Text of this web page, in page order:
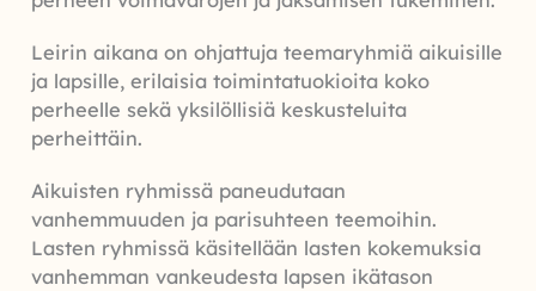
Leirin aikana on ohjattuja teemaryhmiä aikuisille
ja lapsille, erilaisia toimintatuokioita koko
perheelle sekä yksilöllisiä keskusteluita
perheittäin.
Aikuisten ryhmissä paneudutaan
vanhemmuuden ja parisuhteen teemoihin.
Lasten ryhmissä käsitellään lasten kokemuksia
vanhemman vankeudesta lapsen ikätason